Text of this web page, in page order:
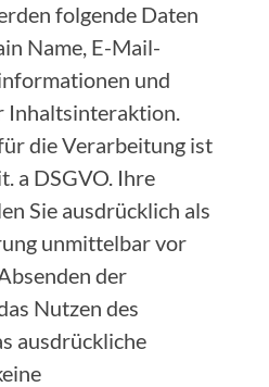
folgende Daten
Name, E-Mail-
und
Inhaltsinteraktion.
die Verarbeitung ist
a DSGVO. Ihre
Sie ausdrücklich als
unmittelbar vor
der
Nutzen des
ausdrückliche